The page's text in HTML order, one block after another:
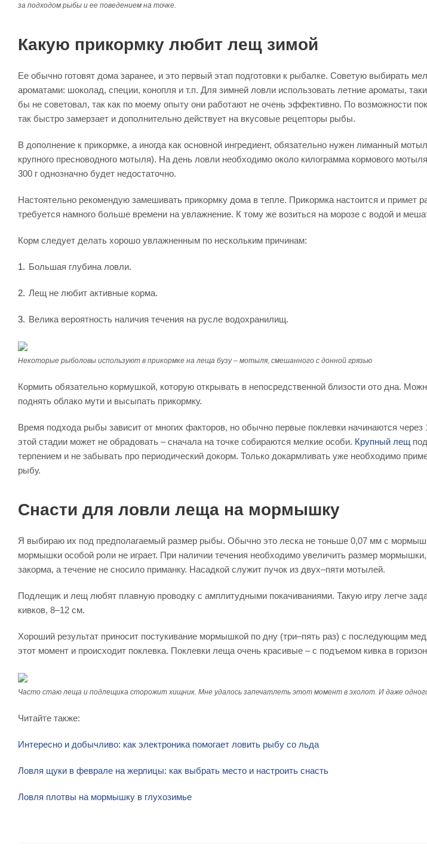
за подходом рыбы и ее поведением на точке.
Какую прикормку любит лещ зимой
Ее обычно готовят дома заранее, и это первый этап подготовки к рыбалке. Советую выбирать
ароматами: шоколад, специи, конопля и т.п. Для зимней ловли использовать летние ароматы,
бы не советовал, так как по моему опыту они работают не очень эффективно. По возможности
так быстро замерзает и дополнительно действует на вкусовые рецепторы рыбы.
В дополнение к прикормке, а иногда как основной ингредиент, обязательно нужен лиманный
крупного пресноводного мотыля). На день ловли необходимо около килограмма кормового
300 г однозначно будет недостаточно.
Настоятельно рекомендую замешивать прикормку дома в тепле. Прикормка настоится и примет
требуется намного больше времени на увлажнение. К тому же возиться на морозе с водой и
Корм следует делать хорошо увлажненным по нескольким причинам:
Большая глубина ловли.
Лещ не любит активные корма.
Велика вероятность наличия течения на русле водохранилищ.
Некоторые рыболовы используют в прикормке на леща бузу – мотыля, смешанного с донной грязью
Кормить обязательно кормушкой, которую открывать в непосредственной близости ото дна.
поднять облако мути и высыпать прикормку.
Время подхода рыбы зависит от многих факторов, но обычно первые поклевки начинаются
этой стадии может не обрадовать – сначала на точке собираются мелкие особи. Крупный лещ
терпением и не забывать про периодический докорм. Только докармливать уже необходимо
рыбу.
Снасти для ловли леща на мормышку
Я выбираю их под предполагаемый размер рыбы. Обычно это леска не тоньше 0,07 мм с
мормышки особой роли не играет. При наличии течения необходимо увеличить размер
закорма, а течение не сносило приманку. Насадкой служит пучок из двух–пяти мотылей.
Подлещик и лещ любят плавную проводку с амплитудными покачиваниями. Такую игру легче
кивков, 8–12 см.
Хороший результат приносит постукивание мормышкой по дну (три–пять раз) с последующим
этот момент и происходит поклевка. Поклевки леща очень красивые – с подъемом кивка в
Часто стаю леща и подлещика сторожит хищник. Мне удалось запечатлеть этот момент в эхолот. И даже
Читайте также:
Интересно и добычливо: как электроника помогает ловить рыбу со льда
Ловля щуки в феврале на жерлицы: как выбрать место и настроить снасть
Ловля плотвы на мормышку в глухозимье